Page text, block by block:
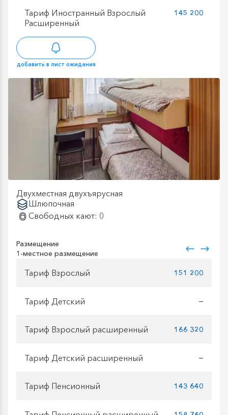
Тариф Иностранный Взрослый
Расширенный
145 200
добавить в лист ожидания
Двухместная двухъярусная
Шлюпочная
Свободных кают: 0
Размещение
1-местное размещение
Тариф Взрослый 151 200
Тариф Детский —
Тариф Взрослый расширенный 166 320
Тариф Детский расширенный —
Тариф Пенсионный 143 640